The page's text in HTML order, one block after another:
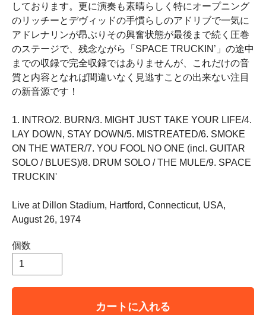
しております。更に演奏も素晴らしく特にオープニング
のリッチーとデヴィッドの手慣らしのアドリブで一気に
アドレナリンが昂ぶりその興奮状態が最後まで続く圧巻
のステージで、残念ながら「SPACE TRUCKIN’」の途中
までの収録で完全収録ではありませんが、これだけの音
質と内容となれば間違いなく見逃すことの出来ない注目
の新音源です！
1. INTRO/2. BURN/3. MIGHT JUST TAKE YOUR LIFE/4.
LAY DOWN, STAY DOWN/5. MISTREATED/6. SMOKE
ON THE WATER/7. YOU FOOL NO ONE (incl. GUITAR
SOLO / BLUES)/8. DRUM SOLO / THE MULE/9. SPACE
TRUCKIN'
Live at Dillon Stadium, Hartford, Connecticut, USA,
August 26, 1974
個数
カートに入れる